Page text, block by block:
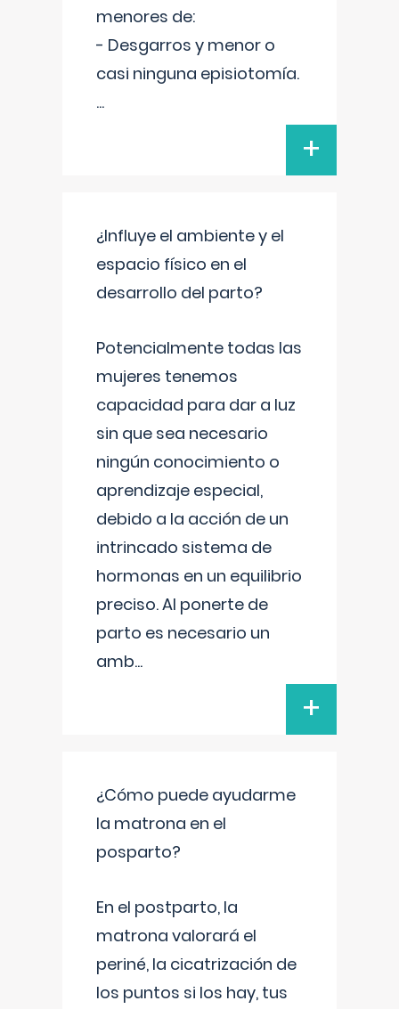
menores de:
- Desgarros y menor o
casi ninguna episiotomía.
...
+
¿Influye el ambiente y el
espacio físico en el
desarrollo del parto?
Potencialmente todas las
mujeres tenemos
capacidad para dar a luz
sin que sea necesario
ningún conocimiento o
aprendizaje especial,
debido a la acción de un
intrincado sistema de
hormonas en un equilibrio
preciso. Al ponerte de
parto es necesario un
amb...
+
¿Cómo puede ayudarme
la matrona en el
posparto?
En el postparto, la
matrona valorará el
periné, la cicatrización de
los puntos si los hay, tus